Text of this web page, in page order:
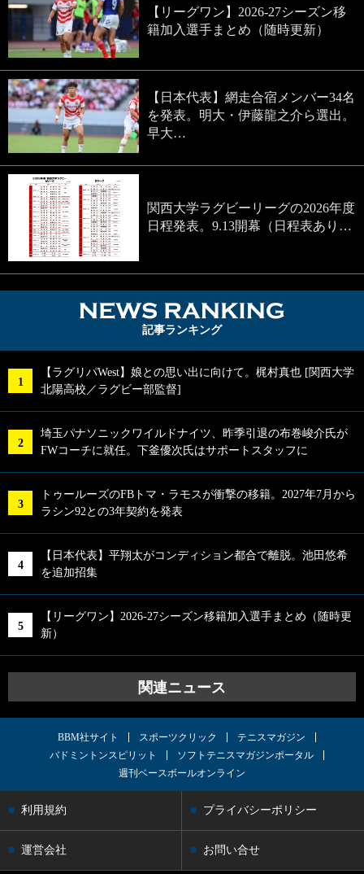
【リーグワン】2026-27シーズン移
籍加入選手まとめ（随時更新）
【日本代表】網走合宿メンバー34名
を発表。明大・伊藤龍之介ら選出。
早大…
関西大学ラグビーリーグの2026年度
日程発表。9.13開幕（日程表あり…
記事ランキング
【ラグリパWest】娘との思い出に向けて。梶村真也 [関西大学
北陽高校／ラグビー部監督]
埼玉パナソニックワイルドナイツ、昨季引退の布巻峻介氏が
FWコーチに就任。下釜優次氏はサポートスタッフに
トゥールーズのFBトマ・ラモスが衝撃の移籍。2027年7月から
ラシン92との3年契約を発表
【日本代表】平翔太がコンディション都合で離脱。池田悠希
を追加招集
【リーグワン】2026-27シーズン移籍加入選手まとめ（随時更
新）
関連ニュース
BBM社サイト スポーツクリック
テニスマガジン
バドミントンスピリット
ソフトテニスマガジンポータル
週刊ベースボールオンライン
利用規約 プライバシーポリシー
運営会社 お問い合せ